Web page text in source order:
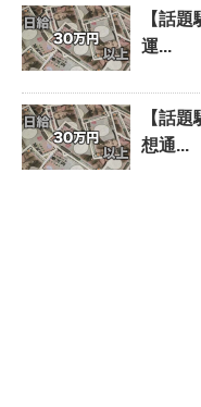
【話
運...
【話
想通...